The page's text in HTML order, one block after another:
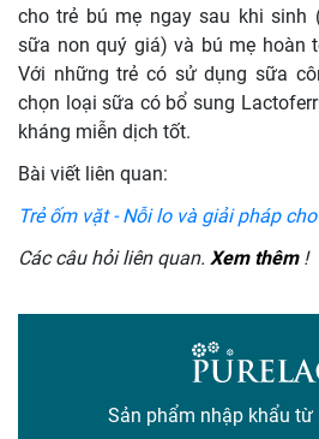
cho trẻ bú mẹ ngay sau khi sinh
sữa non quý giá) và bú mẹ hoàn
Với những trẻ có sử dụng sữa
chọn loại sữa có bổ sung
kháng miễn dịch tốt.
Bài viết liên quan:
Trẻ ốm vặt - Nỗi lo và giải pháp
Các câu hỏi liên quan. Xem thêm!
Sản phẩm nhập khẩu từ